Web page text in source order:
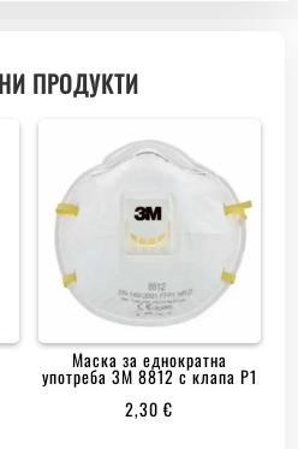
ПРОДУКТИ
Маска за еднократна
употреба 3M 8812 с клапа Р1
2,30€